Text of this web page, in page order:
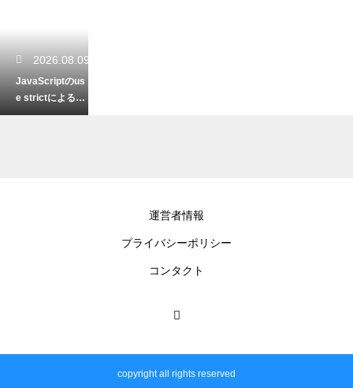
2026.08.09
JavaScriptのus
e strictによるstr
ictモードのメリ
運営者情報
プライバシーポリシー
コンタクト
copyright all rights reserved